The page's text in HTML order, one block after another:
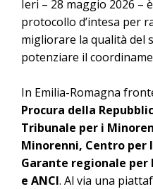
Ieri – 28 maggio 2026 –
protocollo d’intesa per
migliorare la qualità del
potenziare il
In Emilia-Romagna
Procura della
Tribunale per i
Minorenni, Centro per
Garante regionale per
e ANCI. Al via una